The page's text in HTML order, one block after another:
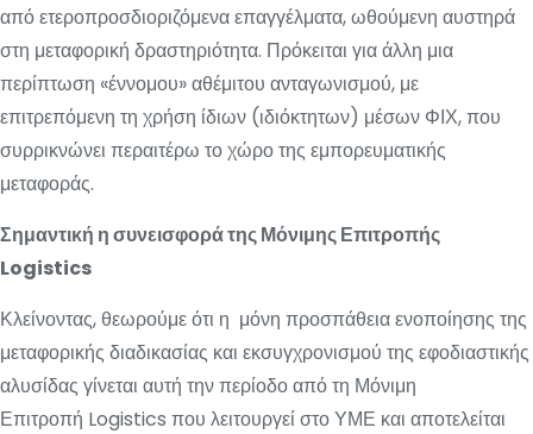
από ετεροπροσδιοριζόμενα επαγγέλματα, ωθούμενη αυστηρά
στη μεταφορική δραστηριότητα. Πρόκειται για άλλη μια
περίπτωση «έννομου» αθέμιτου ανταγωνισμού, με
επιτρεπόμενη τη χρήση ίδιων (ιδιόκτητων) μέσων ΦΙΧ, που
συρρικνώνει περαιτέρω το χώρο της εμπορευματικής
μεταφοράς.
Σημαντική η συνεισφορά της Μόνιμης Επιτροπής
Logistics
Κλείνοντας, θεωρούμε ότι η μόνη προσπάθεια ενοποίησης της
μεταφορικής διαδικασίας και εκσυγχρονισμού της εφοδιαστικής
αλυσίδας γίνεται αυτή την περίοδο από τη Μόνιμη
Επιτροπή Logistics που λειτουργεί στο ΥΜΕ και αποτελείται